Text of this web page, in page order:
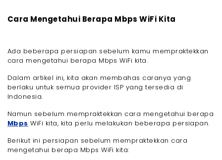
Cara Mengetahui Berapa Mbps WiFi Kita
Ada beberapa persiapan sebelum kamu mempraktekkan
cara mengetahui berapa Mbps WiFi kita.
Dalam artikel ini, kita akan membahas caranya yang
berlaku untuk semua provider ISP yang tersedia di
Indonesia.
Namun sebelum mempraktekkan cara mengetahui berapa
Mbps WiFi kita, kita perlu melakukan beberapa persiapan.
Berikut ini persiapan sebelum mempraktekkan cara
mengetahui berapa Mbps WiFi kita: